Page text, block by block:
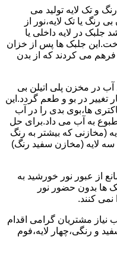
و تک لایه تولید می
یا تک لایه،نور از
در لایه داخلی یا
جلبک ها پس از خزان
می کردند که از بدن
در مخزن پلی اتیلن بی
تغییر در بو و طعم گردد.این
ها،بوی بدی را در آب
به آب می داد.برای حل
(مخازنی که بیشتر به رنگ
لایه (مخازن سفید رنگ)
از عبور نور خورشید به
ها بدون حضور نور
کنند.
مشتریان گرامی اقدام
و رنگی،چهار لایه،فوم